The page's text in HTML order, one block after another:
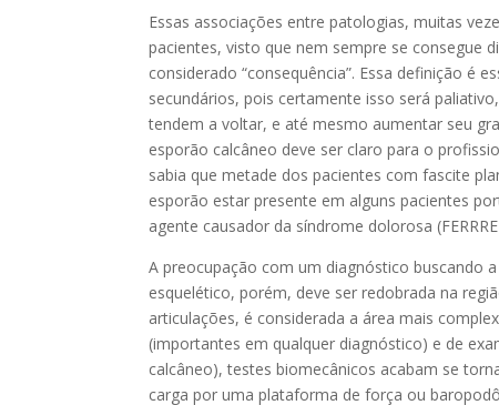
Essas associações entre patologias, muitas
pacientes, visto que nem sempre se consegue
considerado “consequência”. Essa definição é
secundários, pois certamente isso será
tendem a voltar, e até mesmo aumentar seu
esporão calcâneo deve ser claro para o
sabia que metade dos pacientes com fascite
esporão estar presente em alguns pacientes
agente causador da síndrome dolorosa
A preocupação com um diagnóstico buscando
esquelético, porém, deve ser redobrada na
articulações, é considerada a área mais
(importantes em qualquer diagnóstico) e de
calcâneo), testes biomecânicos acabam se
carga por uma plataforma de força ou